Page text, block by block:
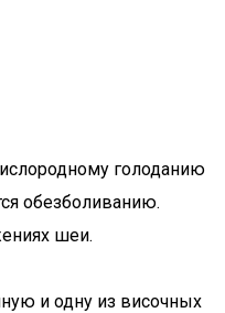
голоданию
обезболиванию.
шеи.
и одну из височных